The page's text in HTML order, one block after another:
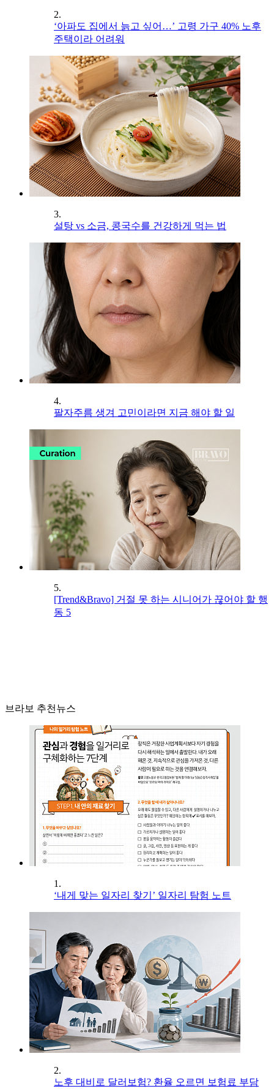
2.
‘아파도 집에서 늙고 싶어…’ 고령 가구 40% 노후
주택이라 어려워
3.
설탕 vs 소금, 콩국수를 건강하게 먹는 법
4.
팔자주름 생겨 고민이라면 지금 해야 할 일
5.
[Trend&Bravo] 거절 못 하는 시니어가 끊어야 할 행
동 5
브라보 추천뉴스
1.
‘내게 맞는 일자리 찾기’ 일자리 탐험 노트
2.
노후 대비로 달러보험? 환율 오르면 보험료 부담